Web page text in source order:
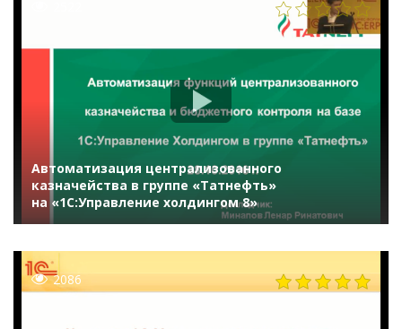
Автоматизация централизованного
казначейства в группе «Татнефть»
на «1С:Управление холдингом 8»
2086